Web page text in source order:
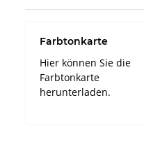
Farbtonkarte
Hier können Sie die
Farbtonkarte
herunterladen.